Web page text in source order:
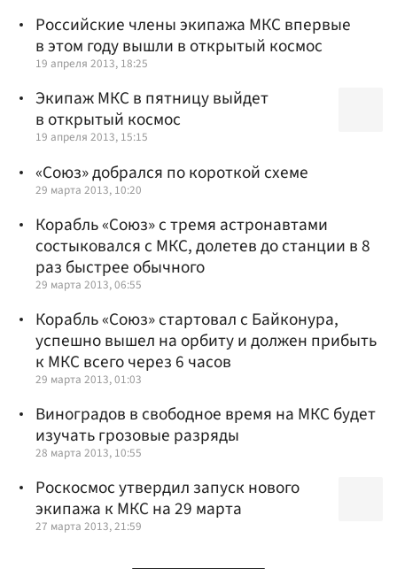
Российские члены экипажа МКС впервые
в этом году вышли в открытый космос
19 апреля 2013, 18:25
Экипаж МКС в пятницу выйдет
в открытый космос
19 апреля 2013, 15:15
«Союз» добрался по короткой схеме
29 марта 2013, 10:20
Корабль «Союз» с тремя астронавтами
состыковался с МКС, долетев до станции в 8
раз быстрее обычного
29 марта 2013, 06:55
Корабль «Союз» стартовал с Байконура,
успешно вышел на орбиту и должен прибыть
к МКС всего через 6 часов
29 марта 2013, 01:03
Виноградов в свободное время на МКС будет
изучать грозовые разряды
28 марта 2013, 10:55
Роскосмос утвердил запуск нового
экипажа к МКС на 29 марта
27 марта 2013, 21:59